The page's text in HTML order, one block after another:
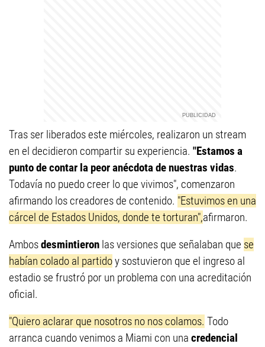
Tras ser liberados este miércoles, realizaron un stream
en el decidieron compartir su experiencia. "Estamos a
punto de contar la peor anécdota de nuestras vidas.
Todavía no puedo creer lo que vivimos", comenzaron
afirmando los creadores de contenido. "Estuvimos en una
cárcel de Estados Unidos, donde te torturan",afirmaron.
Ambosdesmintieron las versiones que señalaban que se
habían colado al partidoy sostuvieron que el ingreso al
estadio se frustró por un problema con una acreditación
oficial.
"Quiero aclarar que nosotros no nos colamos. Todo
arranca cuando venimos a Miami con una credencial